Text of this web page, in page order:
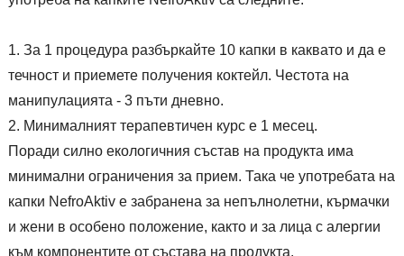
За 1 процедура разбъркайте 10 капки в каквато и да е
течност и приемете получения коктейл. Честота на
манипулацията - 3 пъти дневно.
Минималният терапевтичен курс е 1 месец.
Поради силно екологичния състав на продукта има
минимални ограничения за прием. Така че употребата на
капки NefroAktiv е забранена за непълнолетни, кърмачки
и жени в особено положение, както и за лица с алергии
към компонентите от състава на продукта.